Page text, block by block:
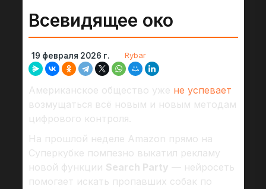
Всевидящее око
19 февраля 2026 г. Rybar
Американское общество уже не успевает
возмущаться всё новым и новым методам
цифрового контроля.
На прошлой неделе Amazon прямо на
Суперкубке помпезно выкатил рекламу
новой функции Search Party — нейросеть
помогает искать пропавших собак по